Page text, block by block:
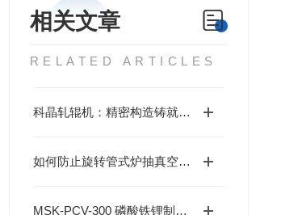
相关文章
RELATED ARTICLES
科晶轧辊机：精密构造铸就轧制实力
如何防止旋转管式炉抽真空时样品粉末飞出？
MSK-PCV-300 磷酸铁锂制浆实验报告